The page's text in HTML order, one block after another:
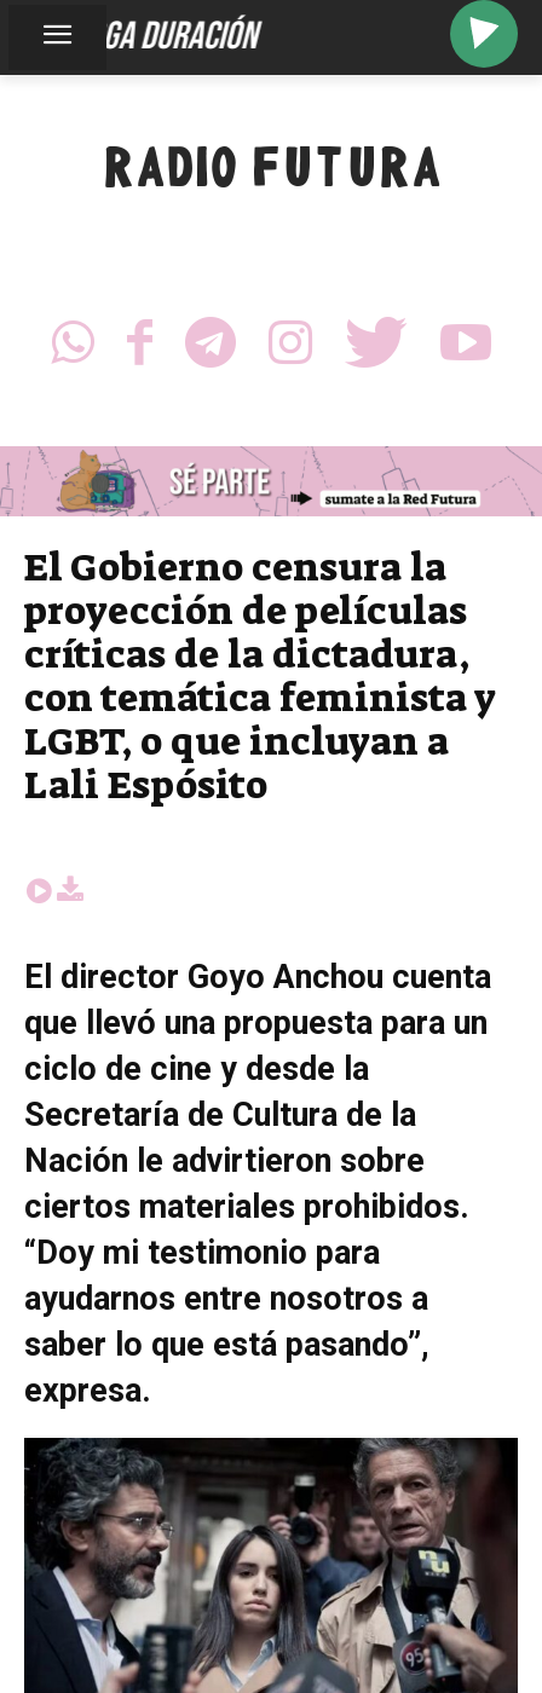
larga duración
RADIO FUTURA
El Gobierno censura la
proyección de películas
críticas de la dictadura,
con temática feminista y
LGBT, o que incluyan a
Lali Espósito
El director Goyo Anchou cuenta
que llevó una propuesta para un
ciclo de cine y desde la
Secretaría de Cultura de la
Nación le advirtieron sobre
ciertos materiales prohibidos.
“Doy mi testimonio para
ayudarnos entre nosotros a
saber lo que está pasando”,
expresa.